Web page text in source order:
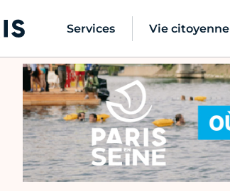
Services Vie citoyenne